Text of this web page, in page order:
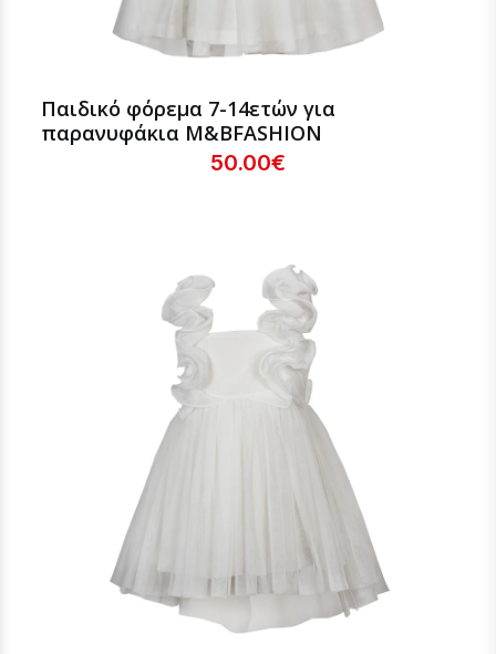
Παιδικό φόρεμα 7-14ετών για
παρανυφάκια Μ&ΒFASHION
50.00€